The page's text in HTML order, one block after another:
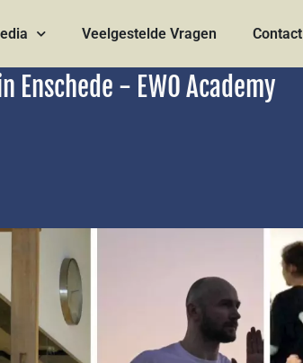
Veelgestelde Vragen Contact
Enschede - EWO Academy